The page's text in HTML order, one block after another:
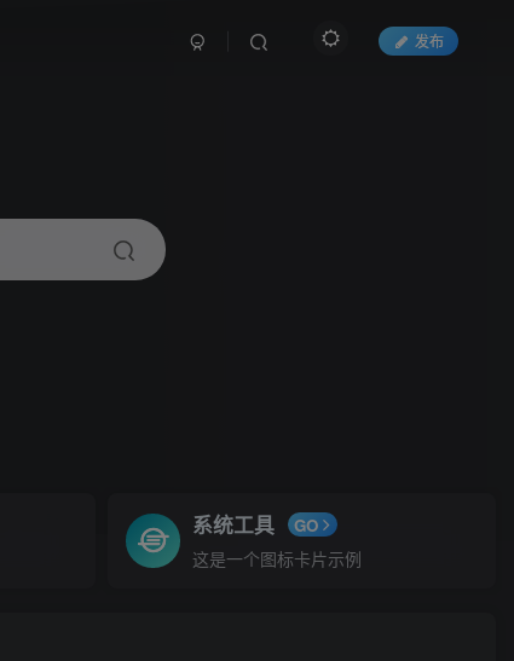
发布
系统工具 GO
这是一个图标卡片示例